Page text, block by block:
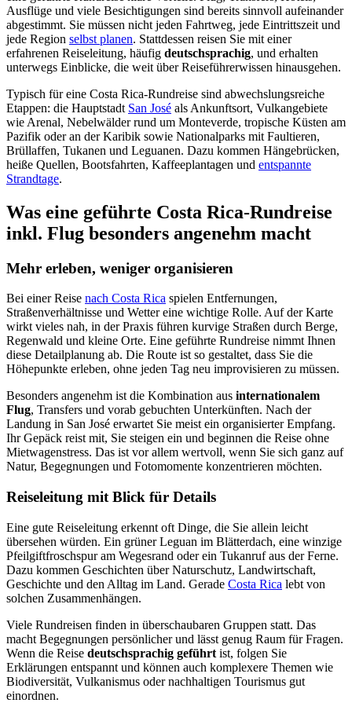
Ausflüge und viele Besichtigungen sind bereits sinnvoll aufeinander
abgestimmt. Sie müssen nicht jeden Fahrtweg, jede Eintrittszeit und
jede Region selbst planen. Stattdessen reisen Sie mit einer
erfahrenen Reiseleitung, häufig deutschsprachig, und erhalten
unterwegs Einblicke, die weit über Reiseführerwissen hinausgehen.
Typisch für eine Costa Rica-Rundreise sind abwechslungsreiche
Etappen: die Hauptstadt San José als Ankunftsort, Vulkangebiete
wie Arenal, Nebelwälder rund um Monteverde, tropische Küsten am
Pazifik oder an der Karibik sowie Nationalparks mit Faultieren,
Brüllaffen, Tukanen und Leguanen. Dazu kommen Hängebrücken,
heiße Quellen, Bootsfahrten, Kaffeeplantagen und entspannte
Strandtage.
Was eine geführte Costa Rica-Rundreise
inkl. Flug besonders angenehm macht
Mehr erleben, weniger organisieren
Bei einer Reise nach Costa Rica spielen Entfernungen,
Straßenverhältnisse und Wetter eine wichtige Rolle. Auf der Karte
wirkt vieles nah, in der Praxis führen kurvige Straßen durch Berge,
Regenwald und kleine Orte. Eine geführte Rundreise nimmt Ihnen
diese Detailplanung ab. Die Route ist so gestaltet, dass Sie die
Höhepunkte erleben, ohne jeden Tag neu improvisieren zu müssen.
Besonders angenehm ist die Kombination aus internationalem
Flug, Transfers und vorab gebuchten Unterkünften. Nach der
Landung in San José erwartet Sie meist ein organisierter Empfang.
Ihr Gepäck reist mit, Sie steigen ein und beginnen die Reise ohne
Mietwagenstress. Das ist vor allem wertvoll, wenn Sie sich ganz auf
Natur, Begegnungen und Fotomomente konzentrieren möchten.
Reiseleitung mit Blick für Details
Eine gute Reiseleitung erkennt oft Dinge, die Sie allein leicht
übersehen würden. Ein grüner Leguan im Blätterdach, eine winzige
Pfeilgiftfroschspur am Wegesrand oder ein Tukanruf aus der Ferne.
Dazu kommen Geschichten über Naturschutz, Landwirtschaft,
Geschichte und den Alltag im Land. Gerade Costa Rica lebt von
solchen Zusammenhängen.
Viele Rundreisen finden in überschaubaren Gruppen statt. Das
macht Begegnungen persönlicher und lässt genug Raum für Fragen.
Wenn die Reise deutschsprachig geführt ist, folgen Sie
Erklärungen entspannt und können auch komplexere Themen wie
Biodiversität, Vulkanismus oder nachhaltigen Tourismus gut
einordnen.